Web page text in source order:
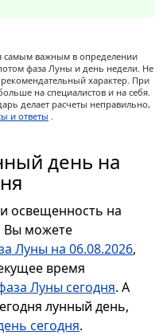
самым важным в определении
фаза Луны и день недели. Не
характер. При
на специалистов и на себя.
делает расчеты неправильно,
и ответы .
день на
освещенность на
Вы можете
Луны на 06.08.2026,
время
Луны сегодня. А
лунный день,
сегодня.